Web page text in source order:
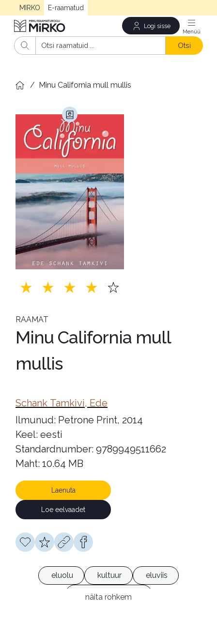
MIRKO E-raamatud
Logi sisse
Otsi
/ Minu California mull mullis
RAAMAT
Minu California mull
mullis
Schank Tamkivi, Ede
Ilmunud: Petrone Print, 2014
Keel: eesti
Standardnumber: 9789949511662
Maht: 10.64 MB
Laenuta
Loe eelvaadet
eluolu kultuur
eluviis
California (osariik)
näita rohkem